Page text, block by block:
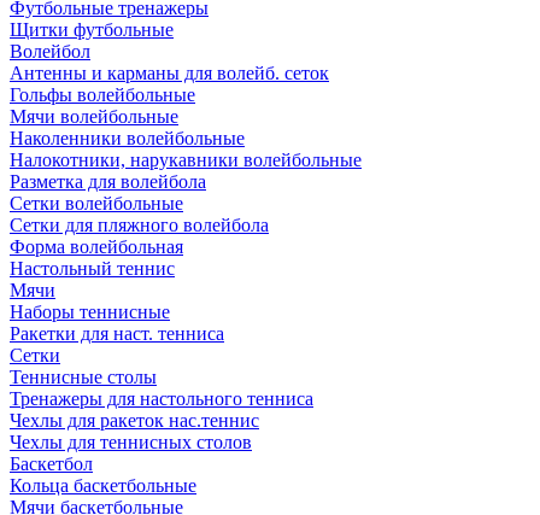
Футбольные тренажеры
Щитки футбольные
Волейбол
Антенны и карманы для волейб. сеток
Гольфы волейбольные
Мячи волейбольные
Наколенники волейбольные
Налокотники, нарукавники волейбольные
Разметка для волейбола
Сетки волейбольные
Сетки для пляжного волейбола
Форма волейбольная
Настольный теннис
Мячи
Наборы теннисные
Ракетки для наст. тенниса
Сетки
Теннисные столы
Тренажеры для настольного тенниса
Чехлы для ракеток нас.теннис
Чехлы для теннисных столов
Баскетбол
Кольца баскетбольные
Мячи баскетбольные